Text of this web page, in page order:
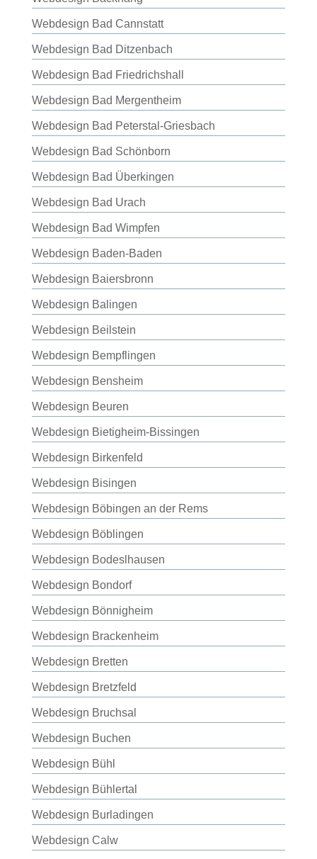
Webdesign Bad Cannstatt
Webdesign Bad Ditzenbach
Webdesign Bad Friedrichshall
Webdesign Bad Mergentheim
Webdesign Bad Peterstal-Griesbach
Webdesign Bad Schönborn
Webdesign Bad Überkingen
Webdesign Bad Urach
Webdesign Bad Wimpfen
Webdesign Baden-Baden
Webdesign Baiersbronn
Webdesign Balingen
Webdesign Beilstein
Webdesign Bempflingen
Webdesign Bensheim
Webdesign Beuren
Webdesign Bietigheim-Bissingen
Webdesign Birkenfeld
Webdesign Bisingen
Webdesign Böbingen an der Rems
Webdesign Böblingen
Webdesign Bodeslhausen
Webdesign Bondorf
Webdesign Bönnigheim
Webdesign Brackenheim
Webdesign Bretten
Webdesign Bretzfeld
Webdesign Bruchsal
Webdesign Buchen
Webdesign Bühl
Webdesign Bühlertal
Webdesign Burladingen
Webdesign Calw